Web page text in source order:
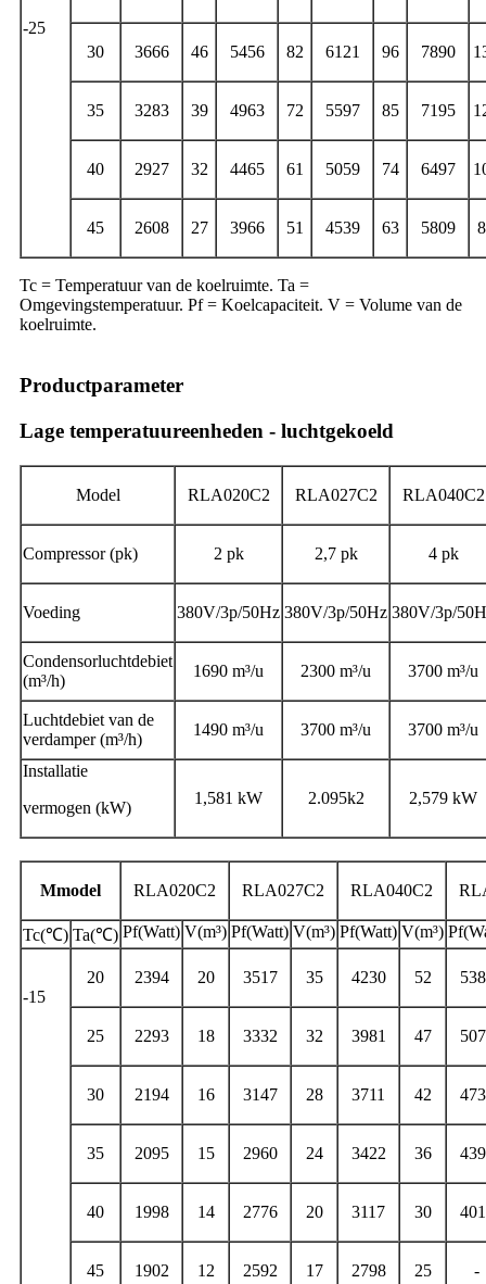
-25
30 3666 46 5456 82 6121 96 7890
35 3283 39 4963 72 5597 85 7195
40 2927 32 4465 61 5059 74 6497
45 2608 27 3966 51 4539 63 5809
Tc = Temperatuur van de koelruimte. Ta =
Omgevingstemperatuur. Pf = Koelcapaciteit. V = Volume van de
koelruimte.
Productparameter
Lage temperatuureenheden - luchtgekoeld
Model RLA020C2 RLA027C2 RLA040C2
Compressor (pk) 2 pk 2,7 pk 4 pk
Voeding 380V/3p/50Hz 380V/3p/50Hz 380V/3p/
Condensorluchtdebiet
(m³/h)
1690 m³/u 2300 m³/u 3700 m³/u
Luchtdebiet van de
verdamper (m³/h)
1490 m³/u 3700 m³/u 3700 m³/u
Installatie
vermogen (kW)
1,581 kW 2.095k2 2,579 kW
Mmodel RLA020C2 RLA027C2 RLA040C2 R
Tc(℃) Ta(℃) Pf(Watt) V(m³) Pf(Watt) V(m³) Pf(Watt) V(m³)
-15
20 2394 20 3517 35 4230 52
25 2293 18 3332 32 3981 47
30 2194 16 3147 28 3711 42
35 2095 15 2960 24 3422 36
40 1998 14 2776 20 3117 30
45 1902 12 2592 17 2798 25 -